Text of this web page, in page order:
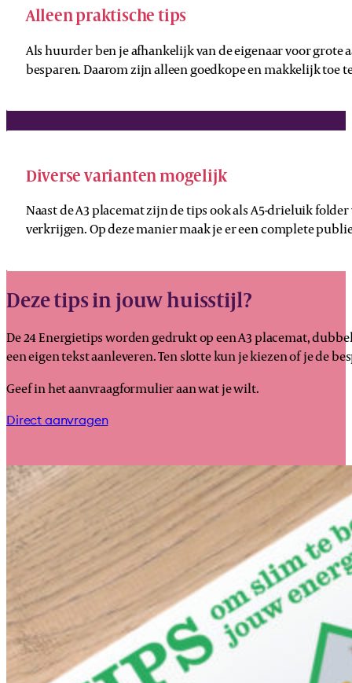
Alleen praktische tips
Als huurder ben je afhankelijk van de eigenaar voor grote
besparen. Daarom zijn alleen goedkope en makkelijk toe
Diverse varianten mogelijk
Naast de A3 placemat zijn de tips ook als A5-drieluik
verkrijgen. Op deze manier maak je er een complete
Deze tips in jouw huisstijl?
De 24 Energietips worden gedrukt op een A3 placemat,
een eigen tekst aanleveren. Ten slotte kun je kiezen of je de
Geef in het aanvraagformulier aan wat je wilt.
Direct aanvragen